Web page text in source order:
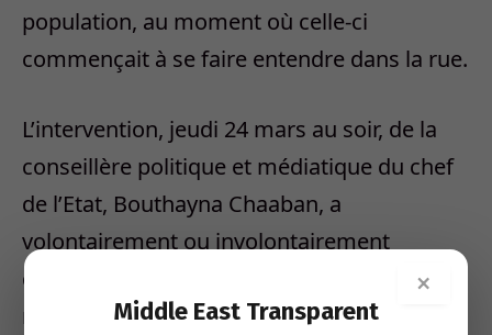
population, au moment où celle-ci
commençait à se faire entendre dans la rue.
L’intervention, jeudi 24 mars au soir, de la
conseillère politique et médiatique du chef
de l’Etat, Bouthayna Chaaban, a
volontairement ou involontairement
contribué à entretenir des doutes sur la
réalité du pouvoir que détient encore
×
Middle East Transparent